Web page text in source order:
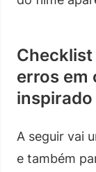
erros em
A seguir vai
e também